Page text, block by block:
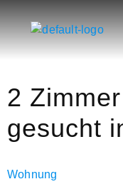
2
gesucht
Wohnung